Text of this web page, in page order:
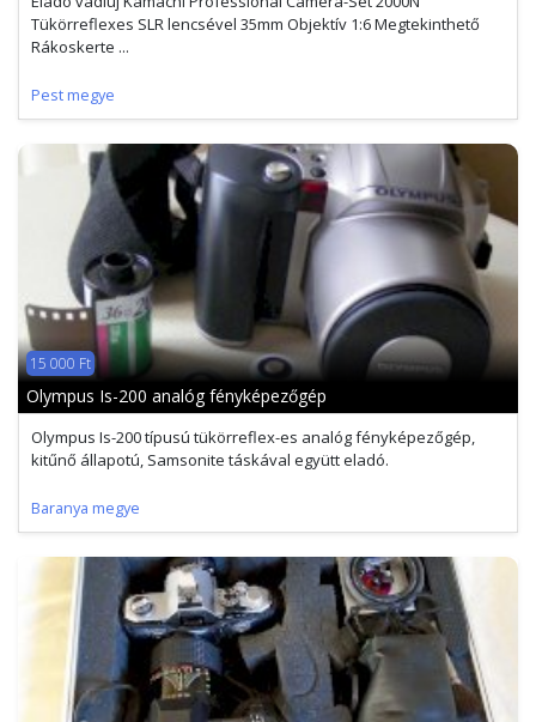
Tükörreflexes SLR lencsével 35mm Objektív 1:6 Megtekinthető
Rákoskerte ...
Pest megye
15 000 Ft
Olympus Is-200 analóg fényképezőgép
Olympus Is-200 típusú tükörreflex-es analóg fényképezőgép,
kitűnő állapotú, Samsonite táskával együtt eladó.
Baranya megye